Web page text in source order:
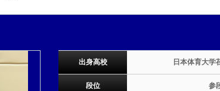
出身高校 日本体育大学
段位 参